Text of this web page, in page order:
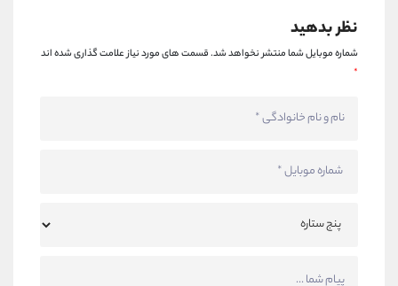
نظر بدهید
شماره موبایل شما منتشر نخواهد شد.قسمت های مورد نیاز علامت گذاری شده اند
*